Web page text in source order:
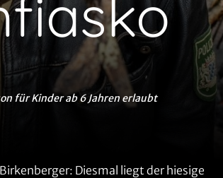
für Kinder ab 6 Jahren erlaubt
Diesmal liegt der hiesige